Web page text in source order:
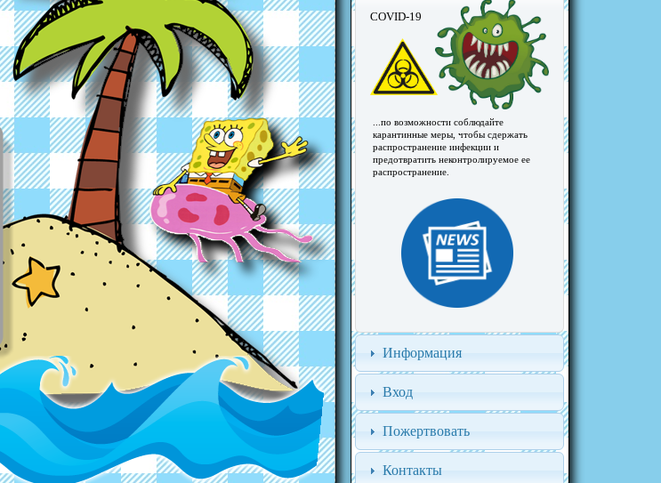
COVID-19
...по возможности соблюдайте
карантинные меры, чтобы сдержать
распространение инфекции и
предотвратить неконтролируемое ее
распространение.
Информация
Вход
Пожертвовать
Контакты